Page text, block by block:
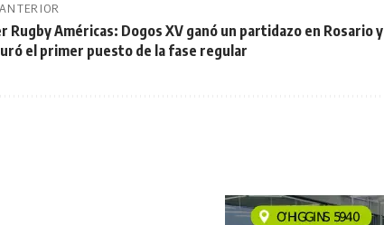
Rugby Américas: Dogos XV ganó un partidazo en Rosario y
el primer puesto de la fase regular